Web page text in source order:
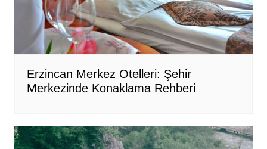
Erzincan Merkez Otelleri: Şehir
Merkezinde Konaklama Rehberi